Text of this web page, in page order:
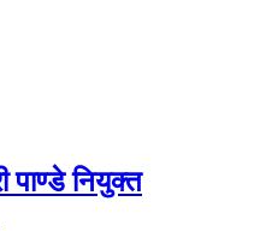
पाण्डे नियुक्त